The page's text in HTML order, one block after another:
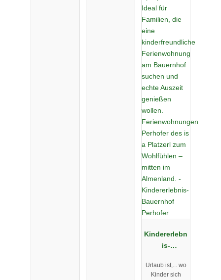
Kindererlebn
is-
Perhofer
Urlaub ist,... wo
Kinder sich